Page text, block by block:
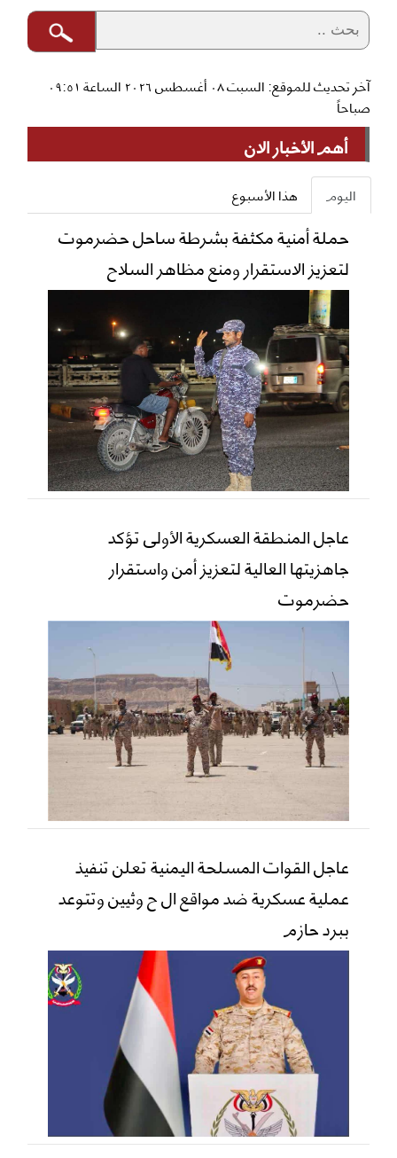
آخر تحديث للموقع: السبت ٠٨ أغسطس ٢٠٢٦ الساعة ٠٩:٥١
صباحاً
أهم الأخبار الان
اليوم هذا الأسبوع
حملة أمنية مكثفة بشرطة ساحل حضرموت
لتعزيز الاستقرار ومنع مظاهر السلاح
عاجل المنطقة العسكرية الأولى تؤكد
جاهزيتها العالية لتعزيز أمن واستقرار
حضرموت
عاجل القوات المسلحة اليمنية تعلن تنفيذ
عملية عسكرية ضد مواقع ال ح وثيين وتتوعد
ببرد حازم